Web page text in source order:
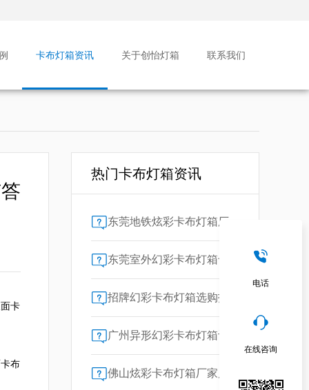
卡布灯箱资讯 关于创怡灯箱 联系我们
卡
布
热门卡布灯箱资讯
电话
在线咨询